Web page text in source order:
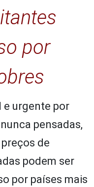
por
e urgente por
pensadas,
de
podem ser
por países mais